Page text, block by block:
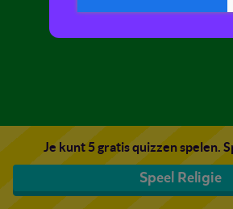
Je kunt 5 gratis quizzen spelen.
Speel Religie